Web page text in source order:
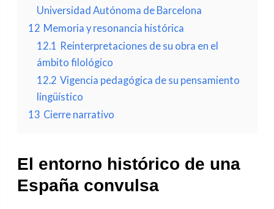
Universidad Autónoma de Barcelona
12 Memoria y resonancia histórica
12.1 Reinterpretaciones de su obra en el
ámbito filológico
12.2 Vigencia pedagógica de su pensamiento
lingüístico
13 Cierre narrativo
El entorno histórico de una
España convulsa